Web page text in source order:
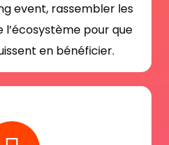
event, rassembler les
pour que
en bénéficier.